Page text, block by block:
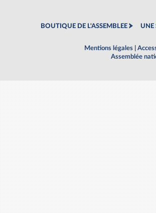
BOUTIQUE DE L'ASSEMBLEE UNE
Mentions légales
Assemblée